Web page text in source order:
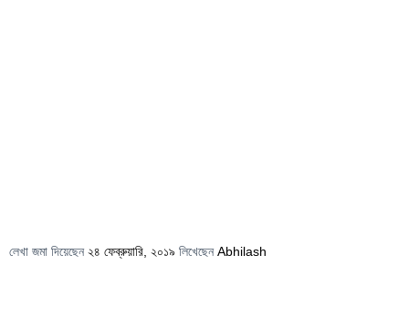
লেখা জমা দিয়েছেন ২৪ ফেব্রুয়ারি, ২০১৯ লিখেছেন Abhilash